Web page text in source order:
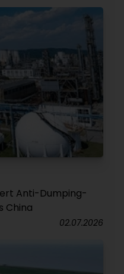
Anti-Dumping-
China
02.07.2026